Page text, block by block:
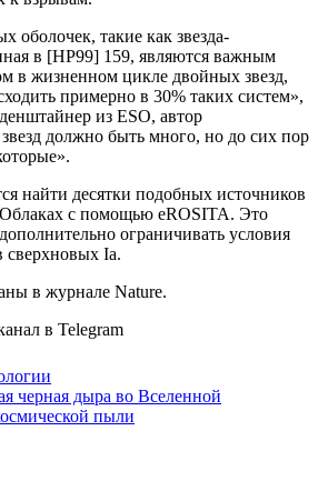
оболочек, такие как звезда-
в [HP99] 159, являются важным
в жизненном цикле двойных звезд,
примерно в 30% таких систем»,
из ESO, автор
должно быть много, но до сих пор
найти десятки подобных источников
с помощью eROSITA. Это
ограничивать условия
сверхновых Ia.
в журнале Nature.
в Telegram
черная дыра во Вселенной
пыли